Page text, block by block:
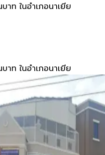
าท ในอำเภอนาเยีย
าท ในอำเภอนาเยีย